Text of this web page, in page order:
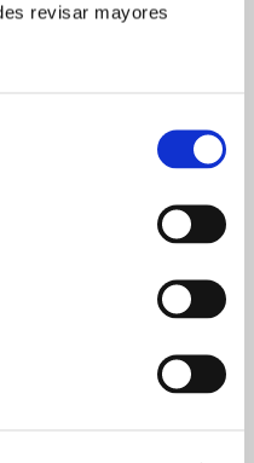
revisar mayores
MOCHILA SIMON NEGRO